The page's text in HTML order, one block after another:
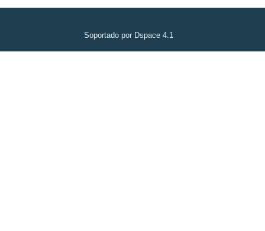
Soportado por Dspace 4.1